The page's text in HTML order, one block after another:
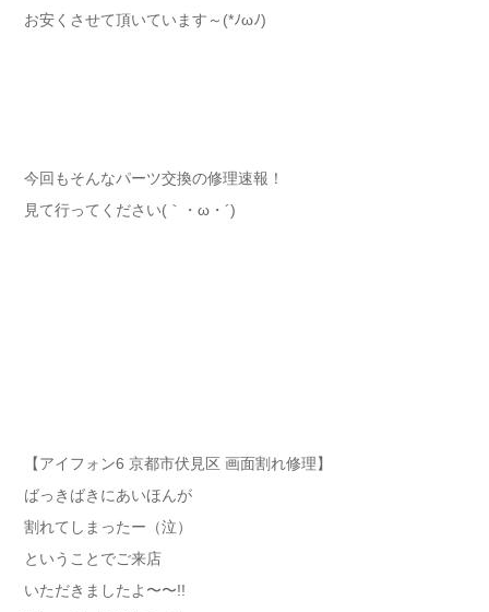
お安くさせて頂いています～(*ﾉωﾉ)
今回もそんなパーツ交換の修理速報！
見て行ってください(｀・ω・´)ゞ
【アイフォン6 京都市伏見区 画面割れ修理】
ばっきばきにあいほんが
割れてしまったー（泣）
ということでご来店
いただきましたよ〜〜!!